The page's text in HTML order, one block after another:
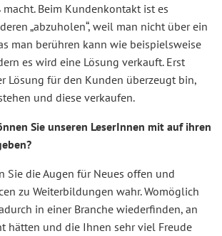
Beim Kundenkontakt ist es
„abzuholen“, weil man nicht über ein
man berühren kann wie beispielsweise
es wird eine Lösung verkauft. Erst
Lösung für den Kunden überzeugt bin,
und diese verkaufen.
Sie unseren LeserInnen mit auf ihren
Sie die Augen für Neues offen und
zu Weiterbildungen wahr. Womöglich
in einer Branche wiederfinden, an
hätten und die Ihnen sehr viel Freude